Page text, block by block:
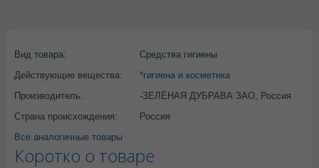
Вид товара:
Средства гигиены
Действующие вещества:
*гигиена и косметика
Производитель:
-ЗЕЛЁНАЯ ДУБРАВА ЗАО, Россия
Страна происхождения:
Россия
Все аналогичные товары
Коротко о товаре